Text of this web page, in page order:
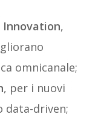
Innovation,
omnicanale;
, per i nuovi
driven;